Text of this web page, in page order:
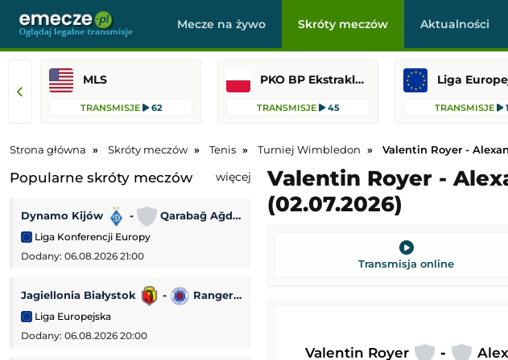
Mecze na żywo Skróty meczów Aktualności
MLS
TRANSMISJE 62
PKO BP Ekstraklasa
TRANSMISJE 45
Liga
TRANSMISJE
Strona główna Skróty meczów Tenis Turniej Wimbledon Valentin Royer -
Popularne skróty meczów więcej
Dynamo Kijów - Qarabağ Ağdam
Liga Konferencji Europy
Dodany: 06.08.2026 21:00
Jagiellonia Białystok - Rangers FC
Liga Europejska
Dodany: 06.08.2026 20:00
KuPS - Universitatea Craiova
Valentin Royer -
(02.07.2026)
Transmisja online
Valentin Royer -